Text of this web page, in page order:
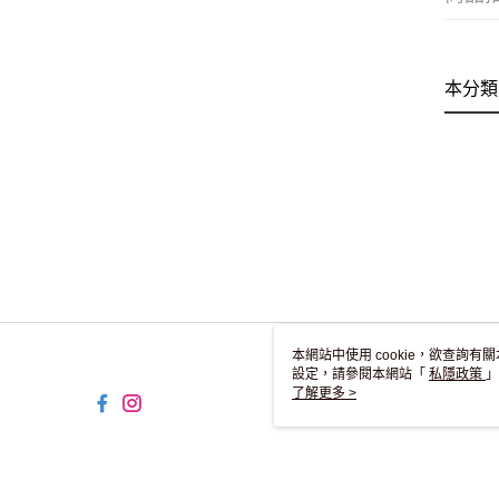
本分
本網站中使用 cookie，欲查詢有
設定，請參閱本網站「 私隱政策
用 cookie。
了解更多 >